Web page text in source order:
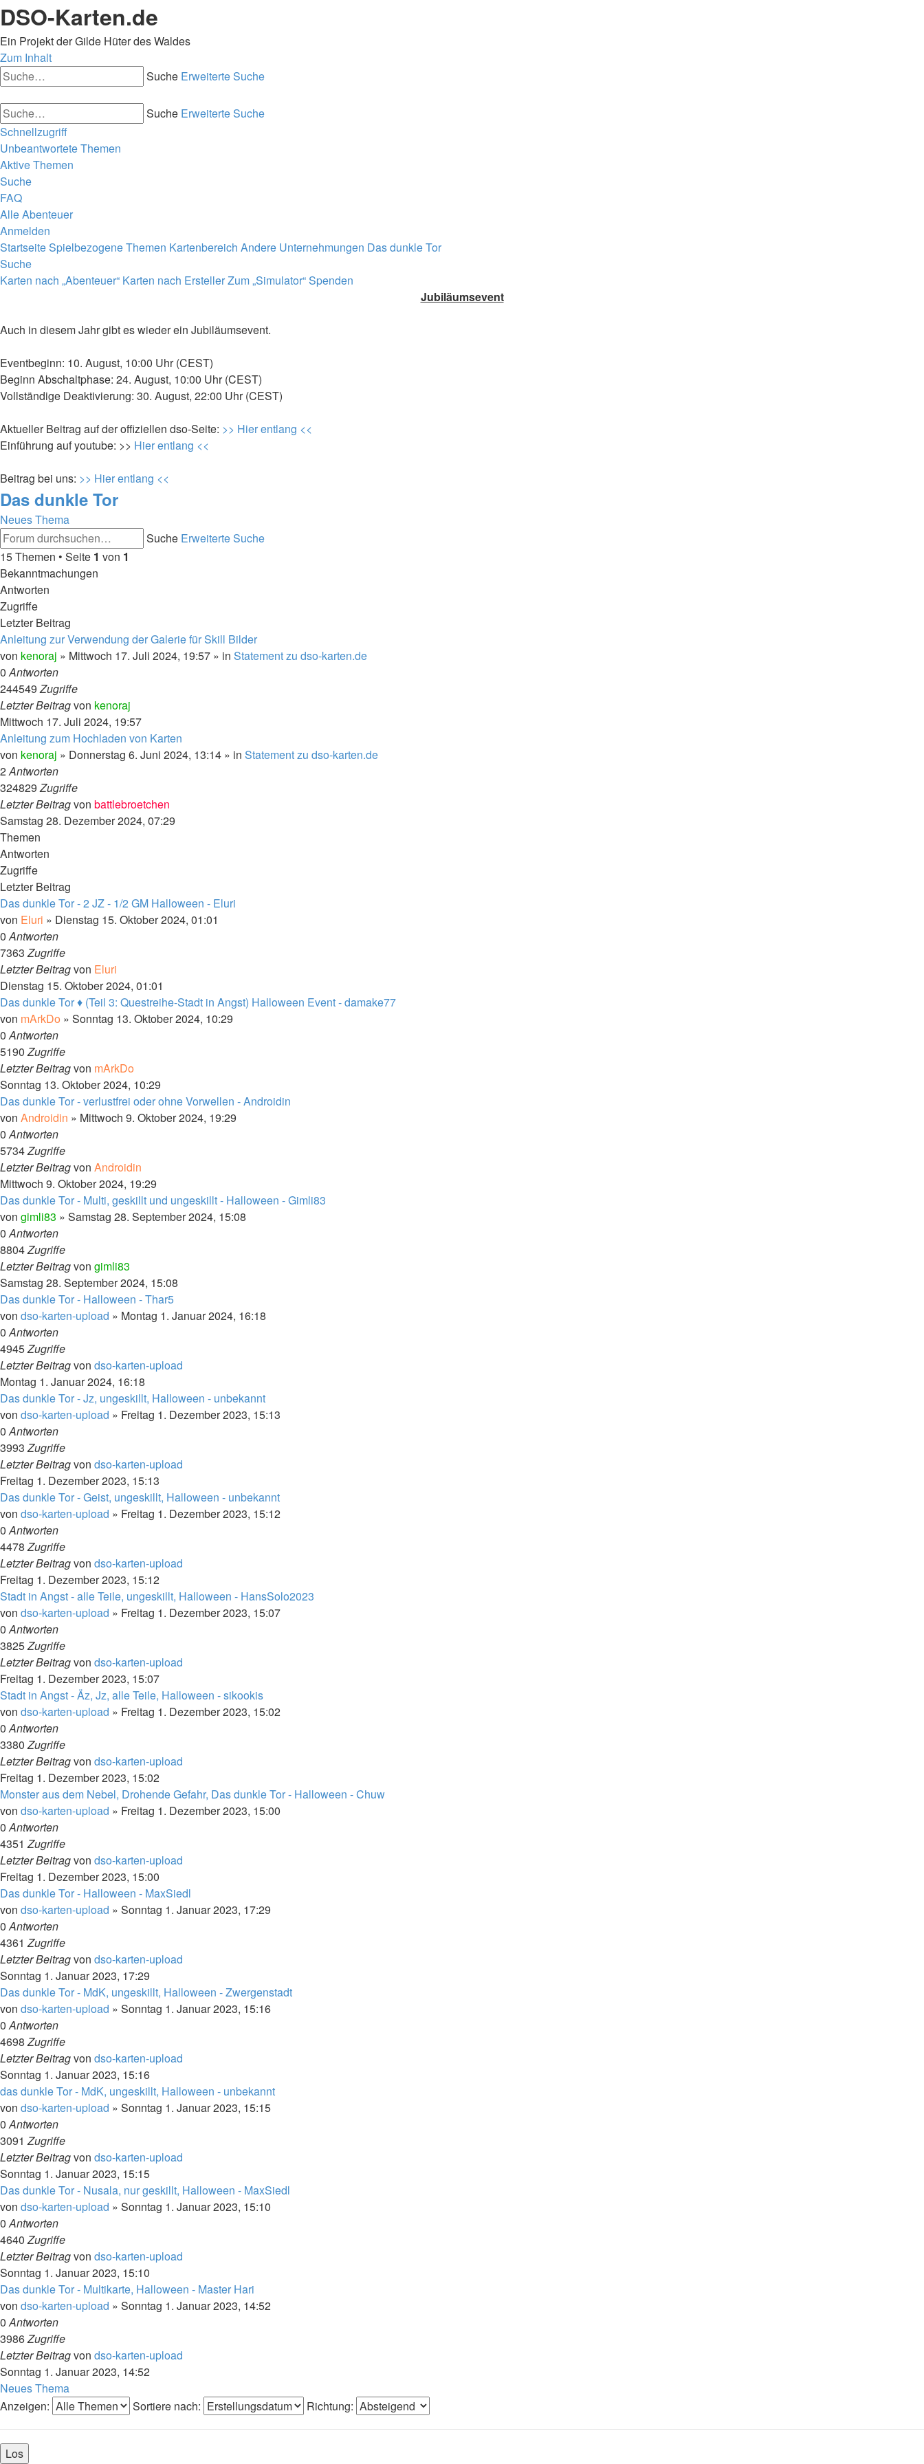
DSO-Karten.de
Ein Projekt der Gilde Hüter des Waldes
Zum Inhalt
Suche Erweiterte Suche
Suche Erweiterte Suche
Schnellzugriff
Unbeantwortete Themen
Aktive Themen
Suche
FAQ
Alle Abenteuer
Anmelden
StartseiteSpielbezogene Themen Kartenbereich Andere Unternehmungen Das dunkle Tor
Suche
Karten nach „Abenteuer“ Karten nach ErstellerZum „Simulator“Spenden
Jubiläumsevent
Auch in diesem Jahr gibt es wieder ein Jubiläumsevent.
Eventbeginn: 10. August, 10:00 Uhr (CEST)
Beginn Abschaltphase: 24. August, 10:00 Uhr (CEST)
Vollständige Deaktivierung: 30. August, 22:00 Uhr (CEST)
Aktueller Beitrag auf der offiziellen dso-Seite: >> Hier entlang <<
Einführung auf youtube: >> Hier entlang <<
Beitrag bei uns: >> Hier entlang <<
Das dunkle Tor
Neues Thema
Suche Erweiterte Suche
15 Themen • Seite 1 von 1
Bekanntmachungen
Antworten
Zugriffe
Letzter Beitrag
Anleitung zur Verwendung der Galerie für Skill Bilder
von kenoraj » Mittwoch 17. Juli 2024, 19:57 » in Statement zu dso-karten.de
0Antworten
244549Zugriffe
Letzter Beitragvon kenoraj
Mittwoch 17. Juli 2024, 19:57
Anleitung zum Hochladen von Karten
von kenoraj » Donnerstag 6. Juni 2024, 13:14 » in Statement zu dso-karten.de
2Antworten
324829Zugriffe
Letzter Beitragvon battlebroetchen
Samstag 28. Dezember 2024, 07:29
Themen
Antworten
Zugriffe
Letzter Beitrag
Das dunkle Tor - 2 JZ - 1/2 GM Halloween - Eluri
von Eluri » Dienstag 15. Oktober 2024, 01:01
0Antworten
7363Zugriffe
Letzter Beitragvon Eluri
Dienstag 15. Oktober 2024, 01:01
Das dunkle Tor ♦ (Teil 3: Questreihe-Stadt in Angst) Halloween Event - damake77
von mArkDo » Sonntag 13. Oktober 2024, 10:29
0Antworten
5190Zugriffe
Letzter Beitragvon mArkDo
Sonntag 13. Oktober 2024, 10:29
Das dunkle Tor - verlustfrei oder ohne Vorwellen - Androidin
von Androidin » Mittwoch 9. Oktober 2024, 19:29
0Antworten
5734Zugriffe
Letzter Beitragvon Androidin
Mittwoch 9. Oktober 2024, 19:29
Das dunkle Tor - Multi, geskillt und ungeskillt - Halloween - Gimli83
von gimli83 » Samstag 28. September 2024, 15:08
0Antworten
8804Zugriffe
Letzter Beitragvon gimli83
Samstag 28. September 2024, 15:08
Das dunkle Tor - Halloween - Thar5
von dso-karten-upload » Montag 1. Januar 2024, 16:18
0Antworten
4945Zugriffe
Letzter Beitragvon dso-karten-upload
Montag 1. Januar 2024, 16:18
Das dunkle Tor - Jz, ungeskillt, Halloween - unbekannt
von dso-karten-upload » Freitag 1. Dezember 2023, 15:13
0Antworten
3993Zugriffe
Letzter Beitragvon dso-karten-upload
Freitag 1. Dezember 2023, 15:13
Das dunkle Tor - Geist, ungeskillt, Halloween - unbekannt
von dso-karten-upload » Freitag 1. Dezember 2023, 15:12
0Antworten
4478Zugriffe
Letzter Beitragvon dso-karten-upload
Freitag 1. Dezember 2023, 15:12
Stadt in Angst - alle Teile, ungeskillt, Halloween - HansSolo2023
von dso-karten-upload » Freitag 1. Dezember 2023, 15:07
0Antworten
3825Zugriffe
Letzter Beitragvon dso-karten-upload
Freitag 1. Dezember 2023, 15:07
Stadt in Angst - Äz, Jz, alle Teile, Halloween - sikookis
von dso-karten-upload » Freitag 1. Dezember 2023, 15:02
0Antworten
3380Zugriffe
Letzter Beitragvon dso-karten-upload
Freitag 1. Dezember 2023, 15:02
Monster aus dem Nebel, Drohende Gefahr, Das dunkle Tor - Halloween - Chuw
von dso-karten-upload » Freitag 1. Dezember 2023, 15:00
0Antworten
4351Zugriffe
Letzter Beitragvon dso-karten-upload
Freitag 1. Dezember 2023, 15:00
Das dunkle Tor - Halloween - MaxSiedl
von dso-karten-upload » Sonntag 1. Januar 2023, 17:29
0Antworten
4361Zugriffe
Letzter Beitragvon dso-karten-upload
Sonntag 1. Januar 2023, 17:29
Das dunkle Tor - MdK, ungeskillt, Halloween - Zwergenstadt
von dso-karten-upload » Sonntag 1. Januar 2023, 15:16
0Antworten
4698Zugriffe
Letzter Beitragvon dso-karten-upload
Sonntag 1. Januar 2023, 15:16
das dunkle Tor - MdK, ungeskillt, Halloween - unbekannt
von dso-karten-upload » Sonntag 1. Januar 2023, 15:15
0Antworten
3091Zugriffe
Letzter Beitragvon dso-karten-upload
Sonntag 1. Januar 2023, 15:15
Das dunkle Tor - Nusala, nur geskillt, Halloween - MaxSiedl
von dso-karten-upload » Sonntag 1. Januar 2023, 15:10
0Antworten
4640Zugriffe
Letzter Beitragvon dso-karten-upload
Sonntag 1. Januar 2023, 15:10
Das dunkle Tor - Multikarte, Halloween - Master Hari
von dso-karten-upload » Sonntag 1. Januar 2023, 14:52
0Antworten
3986Zugriffe
Letzter Beitragvon dso-karten-upload
Sonntag 1. Januar 2023, 14:52
Neues Thema
Anzeigen:
Sortiere nach: Richtung: